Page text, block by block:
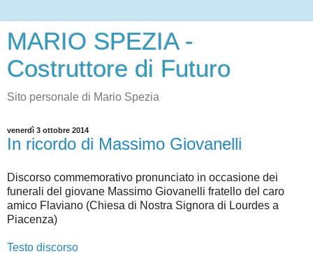
MARIO SPEZIA -
Costruttore di Futuro
Sito personale di Mario Spezia
venerdì 3 ottobre 2014
In ricordo di Massimo Giovanelli
Discorso commemorativo pronunciato in occasione dei
funerali del giovane Massimo Giovanelli fratello del caro
amico Flaviano (Chiesa di Nostra Signora di Lourdes a
Piacenza)
Testo discorso